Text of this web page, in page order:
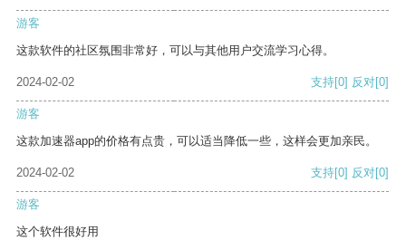
游客
这款软件的社区氛围非常好，可以与其他用户交流学习心得。
2024-02-02 支持[0] 反对[0]
游客
这款加速器app的价格有点贵，可以适当降低一些，这样会更加亲民。
2024-02-02 支持[0] 反对[0]
游客
这个软件很好用